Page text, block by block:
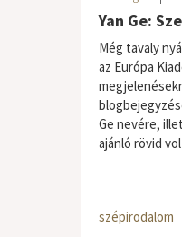
Yan Ge:
Még tavaly
az Európa
Ge nevére,
ajánló rövid
szépirodalom